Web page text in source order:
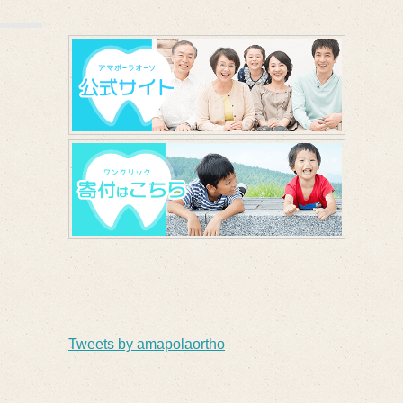
Tweets by amapolaortho